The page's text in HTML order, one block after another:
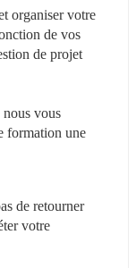
organiser votre
de vos
de projet
vous
formation une
de retourner
votre